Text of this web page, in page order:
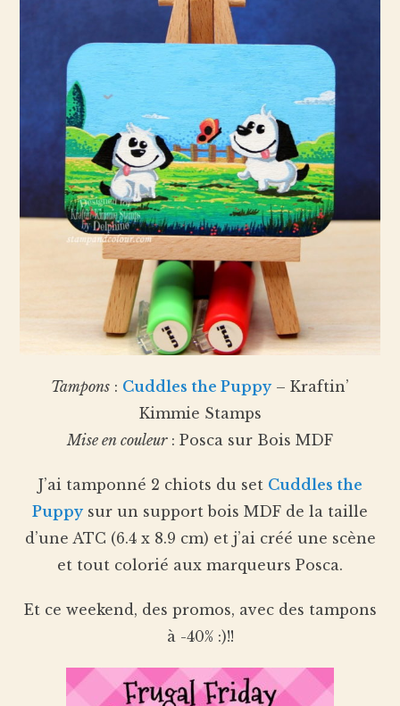
Tampons : Cuddles the Puppy – Kraftin’
Kimmie Stamps
Mise en couleur: Posca sur Bois MDF
J’ai tamponné 2 chiots du set Cuddles the
Puppy sur un support bois MDF de la taille
d’une ATC (6.4 x 8.9 cm) et j’ai créé une scène
et tout colorié aux marqueurs Posca.
Et ce weekend, des promos, avec des tampons
à -40% :)!!